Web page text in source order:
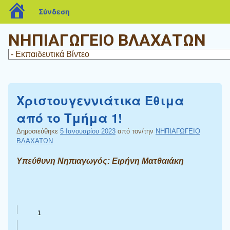
ΝΗΠΙΑΓΩΓΕΙΟ ΒΛΑΧΑΤΩΝ
Χριστουγεννιάτικα Έθιμα
από το Τμήμα 1!
Δημοσιεύθηκε 5 Ιανουαρίου 2023 από τον/την ΝΗΠΙΑΓΩΓΕΙΟ
ΒΛΑΧΑΤΩΝ
Υπεύθυνη Νηπιαγωγός: Ειρήνη Ματθαιάκη
blogs.sch.gr
Σύνδεση